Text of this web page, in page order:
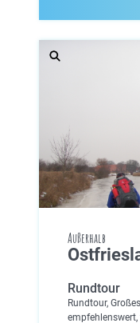
Außerhalb
Rundtour
Rundtour,